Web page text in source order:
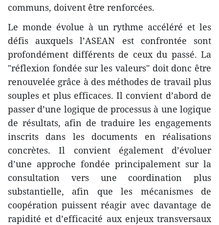
communs, doivent être renforcées.
Le monde évolue à un rythme accéléré et les
défis auxquels l’ASEAN est confrontée sont
profondément différents de ceux du passé. La
"réflexion fondée sur les valeurs" doit donc être
renouvelée grâce à des méthodes de travail plus
souples et plus efficaces. Il convient d’abord de
passer d’une logique de processus à une logique
de résultats, afin de traduire les engagements
inscrits dans les documents en réalisations
concrètes. Il convient également d’évoluer
d’une approche fondée principalement sur la
consultation vers une coordination plus
substantielle, afin que les mécanismes de
coopération puissent réagir avec davantage de
rapidité et d’efficacité aux enjeux transversaux